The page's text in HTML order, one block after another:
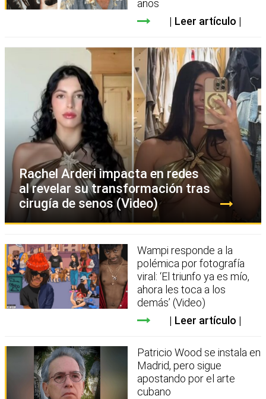
años
Leer artículo
Rachel Arderi impacta en redes
al revelar su transformación tras
cirugía de senos (Video)
Wampi responde a la
polémica por fotografía
viral: ‘El triunfo ya es mío,
ahora les toca a los
demás’ (Video)
Leer artículo
Patricio Wood se instala en
Madrid, pero sigue
apostando por el arte
cubano